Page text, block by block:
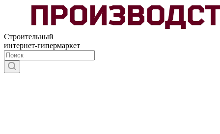
Строительный
интернет-гипермаркет